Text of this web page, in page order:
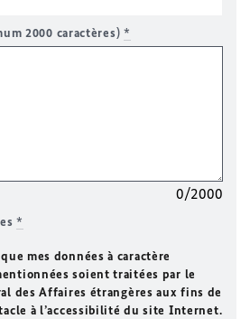
2000 caractères) *
0/2000
*
mes données à caractère
soient traitées par le
des Affaires étrangères aux fins de
à l’accessibilité du site Internet.